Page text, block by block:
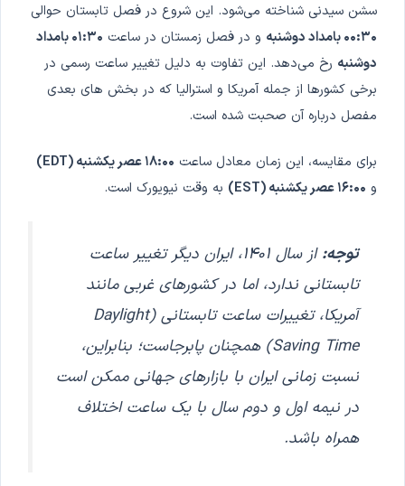
سشن سیدنی شناخته می‌شود. این شروع در فصل تابستان حوالی
۰۰:۳۰ بامداد دوشنبه
و در فصل زمستان در ساعت
۰۱:۳۰ بامداد
دوشنبه رخ می‌دهد. این تفاوت به دلیل تغییر ساعت رسمی در
برخی کشورها از جمله آمریکا و استرالیا که در بخش های بعدی
مفصل درباره آن صحبت شده است.
برای مقایسه، این زمان معادل ساعت ۱۸:۰۰ عصر یکشنبه (EDT)
و ۱۶:۰۰ عصر یکشنبه (EST) به وقت نیویورک است.
توجه:
از سال ۱۴۰۱، ایران دیگر تغییر ساعت
تابستانی ندارد، اما در کشورهای غربی مانند
آمریکا، تغییرات ساعت تابستانی (Daylight
Saving Time) همچنان پابرجاست؛ بنابراین،
نسبت زمانی ایران با بازارهای جهانی ممکن است
در نیمه اول و دوم سال با یک ساعت اختلاف
همراه باشد.